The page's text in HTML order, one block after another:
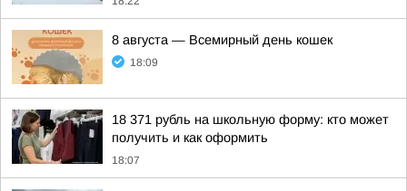
8 августа — Всемирный день кошек
18:09
18 371 рубль на школьную форму: кто может
получить и как оформить
18:07